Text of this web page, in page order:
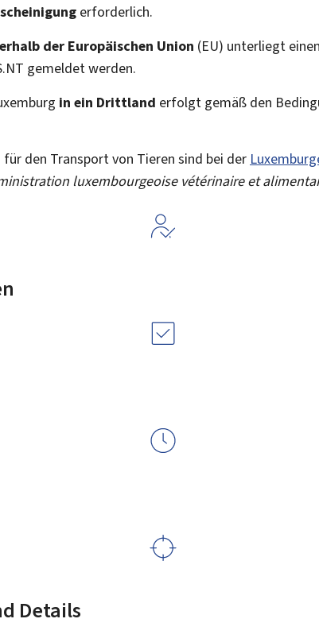
erforderlich.
der Europäischen Union (EU) unterliegt
gemeldet werden.
in ein Drittland erfolgt gemäß den
den Transport von Tieren sind bei der
luxembourgeoise vétérinaire et
Details